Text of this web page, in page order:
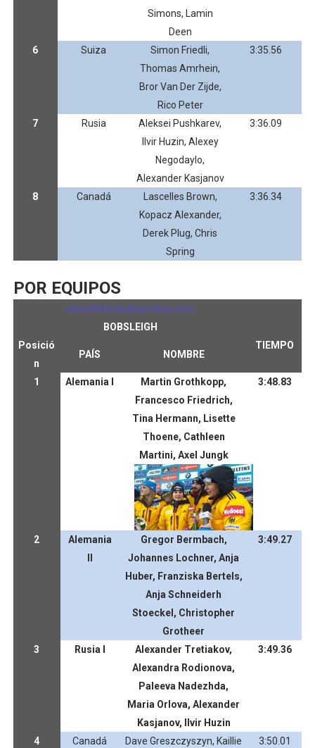
Simons, Lamin
Deen
6
Suiza
Simon Friedli,
Thomas Amrhein,
Bror Van Der Zijde,
Rico Peter
3:35.56
7 Rusia
Aleksei Pushkarev,
Ilvir Huzin, Alexey
Negodaylo,
Alexander Kasjanov
3:36.09
8 Canadá
Lascelles Brown,
Kopacz Alexander,
Derek Plug, Chris
Spring
3:36.34
POR EQUIPOS
www.historiadeportiva.com
BOBSLEIGH
Posició
n
PAÍS NOMBRE
TIEMPO
1 Alemania I
Martin Grothkopp,
Francesco Friedrich,
Tina Hermann, Lisette
Thoene, Cathleen
Martini, Axel Jungk
3:48.83
2
Alemania
Gregor Bermbach,
Johannes Lochner, Anja
Huber, Franziska Bertels,
Anja Schneiderh
Stoeckel, Christopher
Grotheer
3:49.27
3 Rusia I
Alexander Tretiakov,
Alexandra Rodionova,
Paleeva Nadezhda,
Maria Orlova, Alexander
Kasjanov, Ilvir Huzin
3:49.36
4 Canadá
Dave Greszczyszyn, Kaillie
3:50.01